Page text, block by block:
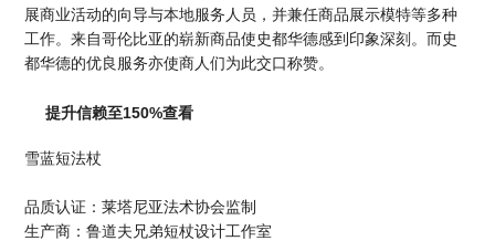
展商业活动的向导与本地服务人员，并兼任商品展示模特等多种
工作。来自哥伦比亚的崭新商品使史都华德感到印象深刻。而史
都华德的优良服务亦使商人们为此交口称赞。
提升信赖至150%查看
雪蓝短法杖
品质认证：莱塔尼亚法术协会监制
生产商：鲁道夫兄弟短杖设计工作室